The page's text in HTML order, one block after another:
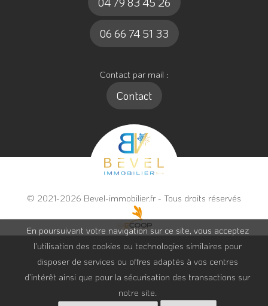
06 66 74 51 33
Contact par mail :
Contact
© 2021-2026 Bevel-immobilier.fr - Tous droits réservés
En poursuivant votre navigation sur ce site, vous acceptez
l'utilisation des cookies ou technologies similaires pour
disposer de services ou offres adaptés à vos centres
d’intérêt ainsi que pour la sécurisation des transactions sur
notre site.